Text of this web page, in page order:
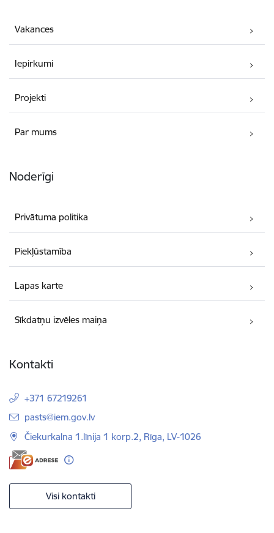
Vakances
Iepirkumi
Projekti
Par mums
Noderīgi
Privātuma politika
Piekļūstamība
Lapas karte
Sīkdatņu izvēles maiņa
Kontakti
+371 67219261
E-pasts:
pasts@iem.gov.lv
Čiekurkalna 1.līnija 1 korp.2, Rīga, LV-1026
Visi kontakti